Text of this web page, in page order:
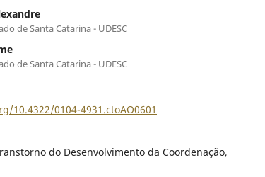
de Santa Catarina - UDESC
de Santa Catarina - UDESC
10.4322/0104-4931.ctoAO0601
do Desenvolvimento da Coordenação,